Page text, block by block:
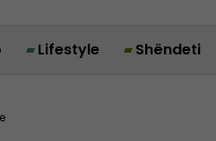
Lifestyle Shëndeti